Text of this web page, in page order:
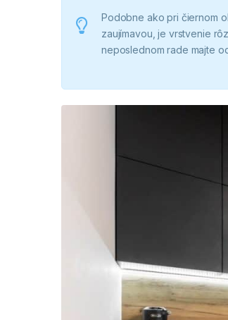
Podobne ako pri čiernom
zaujímavou, je vrstvenie
neposlednom rade majte